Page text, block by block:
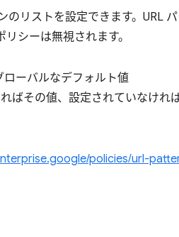
のリストを設定できます。URL
シーは無視されます。
ローバルなデフォルト値
ばその値、設定されていなけれ
policies/url-